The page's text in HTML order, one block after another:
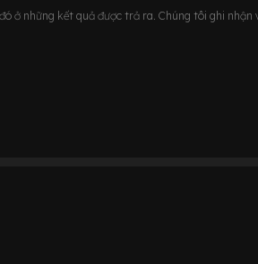
ở những kết quả được trả ra. Chúng tôi ghi nhận